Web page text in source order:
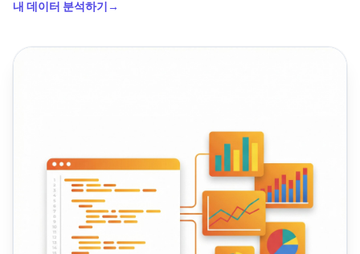
내 데이터 분석하기→